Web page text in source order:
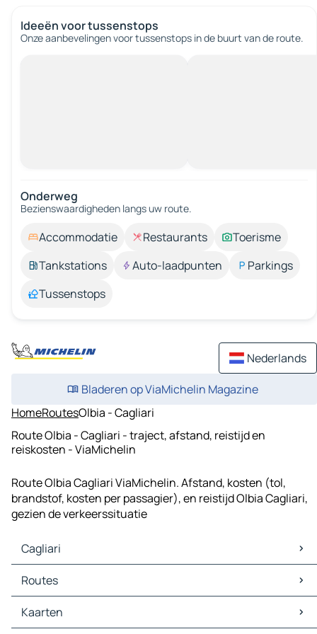
Ideeën voor tussenstops
Onze aanbevelingen voor tussenstops in de buurt van de route.
Onderweg
Bezienswaardigheden langs uw route.
Accommodatie Restaurants
Toerisme
Tankstations
Auto-laadpunten
Parkings
Tussenstops
Nederlands
Bladeren op ViaMichelin Magazine
HomeRoutesOlbia - Cagliari
Route Olbia - Cagliari - traject, afstand, reistijd en
reiskosten - ViaMichelin
Route Olbia Cagliari ViaMichelin. Afstand, kosten (tol,
brandstof, kosten per passagier), en reistijd Olbia Cagliari,
gezien de verkeerssituatie
Cagliari
Cagliari Kaarten
Cagliari Verkeer
Cagliari Hotels
Cagliari Restaurants
Routes
Routes Cagliari - Sassari
Routes Cagliari - Quartu Sant'Elena
Kaarten